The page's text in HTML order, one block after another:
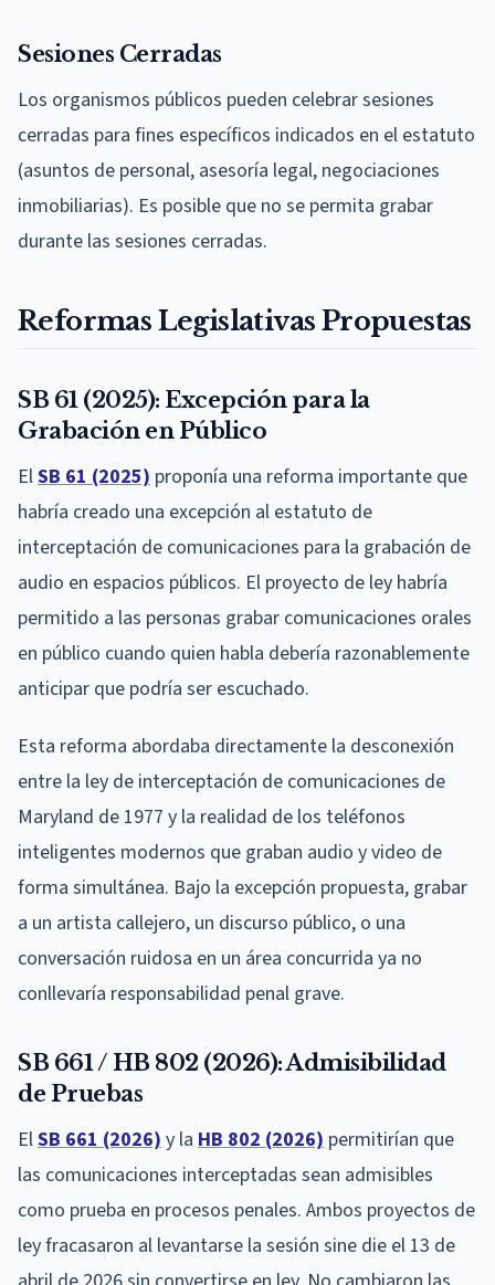
Sesiones Cerradas
Los organismos públicos pueden celebrar sesiones
cerradas para fines específicos indicados en el estatuto
(asuntos de personal, asesoría legal, negociaciones
inmobiliarias). Es posible que no se permita grabar
durante las sesiones cerradas.
Reformas Legislativas Propuestas
SB 61 (2025): Excepción para la
Grabación en Público
ElSB 61 (2025) proponía una reforma importante que
habría creado una excepción al estatuto de
interceptación de comunicaciones para la grabación de
audio en espacios públicos. El proyecto de ley habría
permitido a las personas grabar comunicaciones orales
en público cuando quien habla debería razonablemente
anticipar que podría ser escuchado.
Esta reforma abordaba directamente la desconexión
entre la ley de interceptación de comunicaciones de
Maryland de 1977 y la realidad de los teléfonos
inteligentes modernos que graban audio y video de
forma simultánea. Bajo la excepción propuesta, grabar
a un artista callejero, un discurso público, o una
conversación ruidosa en un área concurrida ya no
conllevaría responsabilidad penal grave.
SB 661 / HB 802 (2026): Admisibilidad
de Pruebas
ElSB 661 (2026)y la HB 802 (2026) permitirían que
las comunicaciones interceptadas sean admisibles
como prueba en procesos penales. Ambos proyectos de
ley fracasaron al levantarse la sesión sine die el 13 de